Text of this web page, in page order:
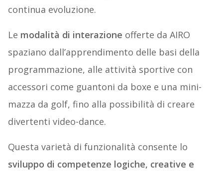
continua evoluzione.
Le modalità di interazione offerte da AIRO
spaziano dall’apprendimento delle basi della
programmazione, alle attività sportive con
accessori come guantoni da boxe e una mini-
mazza da golf, fino alla possibilità di creare
divertenti video-dance.
Questa varietà di funzionalità consente lo
sviluppo di competenze logiche, creative e